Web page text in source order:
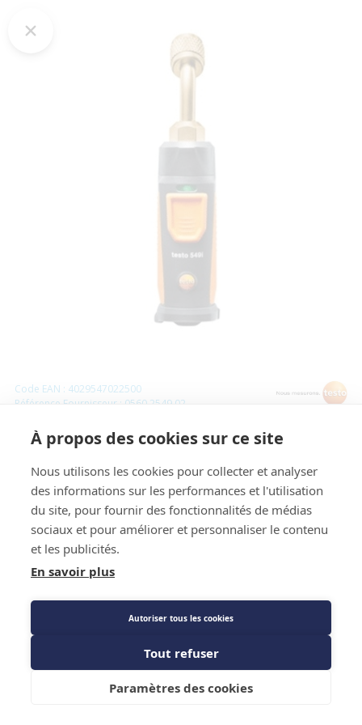
Code EAN : 4029547022500
Référence Fournisseur : 0560 2549 02
Manomètre haute pression à commande via
Smartphone Testo 549i 2ème génération
Prix public
123,60 €TTC
Description détaillée
Ajouter au panier
À propos des cookies sur ce site
Nous utilisons les cookies pour collecter et analyser
des informations sur les performances et l'utilisation
du site, pour fournir des fonctionnalités de médias
sociaux et pour améliorer et personnaliser le contenu
et les publicités.
En savoir plus
Autoriser tous les cookies
Tout refuser
Paramètres des cookies